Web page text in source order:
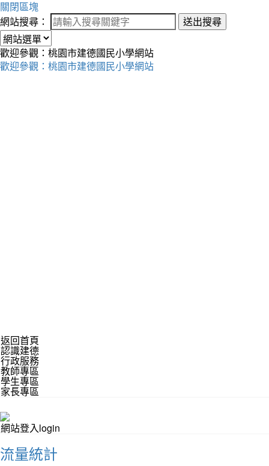
關閉區塊
網站搜尋：
送出搜尋
歡迎參觀：桃園市建德國民小學網站
歡迎參觀：桃園市建德國民小學網站
返回首頁
認識建德
行政服務
教師專區
學生專區
家長專區
網站登入login
流量統計